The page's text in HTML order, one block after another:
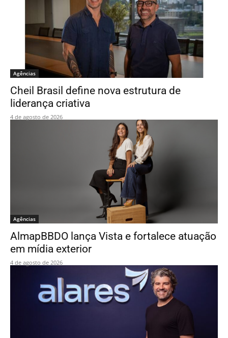
Agências
Cheil Brasil define nova estrutura de
liderança criativa
4 de agosto de 2026
Agências
AlmapBBDO lança Vista e fortalece atuação
em mídia exterior
4 de agosto de 2026